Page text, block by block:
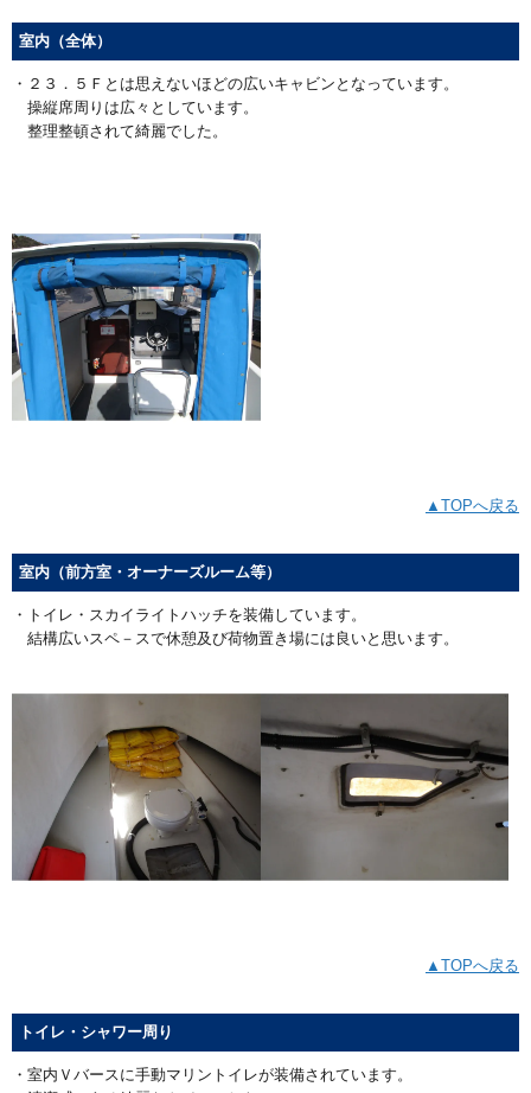
室内（全体）
・２３．５Ｆとは思えないほどの広いキャビンとなっています。
操縦席周りは広々としています。
整理整頓されて綺麗でした。
▲TOPへ戻る
室内（前方室・オーナーズルーム等）
・トイレ・スカイライトハッチを装備しています。
結構広いスペ－スで休憩及び荷物置き場には良いと思います。
▲TOPへ戻る
トイレ・シャワー周り
・室内Ｖバースに手動マリントイレが装備されています。